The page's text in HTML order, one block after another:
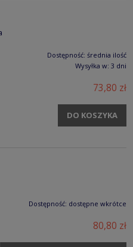
Dostępność: średnia ilość
Wysyłka w: 3 dni
73,80 zł
DO KOSZYKA
Dostępność: dostępne wkrótce
80,80 zł